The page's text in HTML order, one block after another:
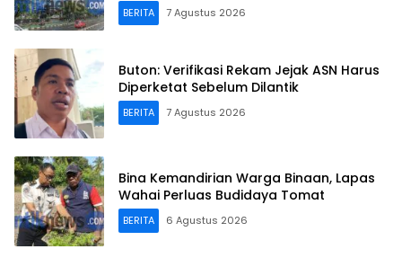
BERITA 7 Agustus 2026
Buton: Verifikasi Rekam Jejak ASN Harus
Diperketat Sebelum Dilantik
BERITA 7 Agustus 2026
Bina Kemandirian Warga Binaan, Lapas
Wahai Perluas Budidaya Tomat
BERITA 6 Agustus 2026